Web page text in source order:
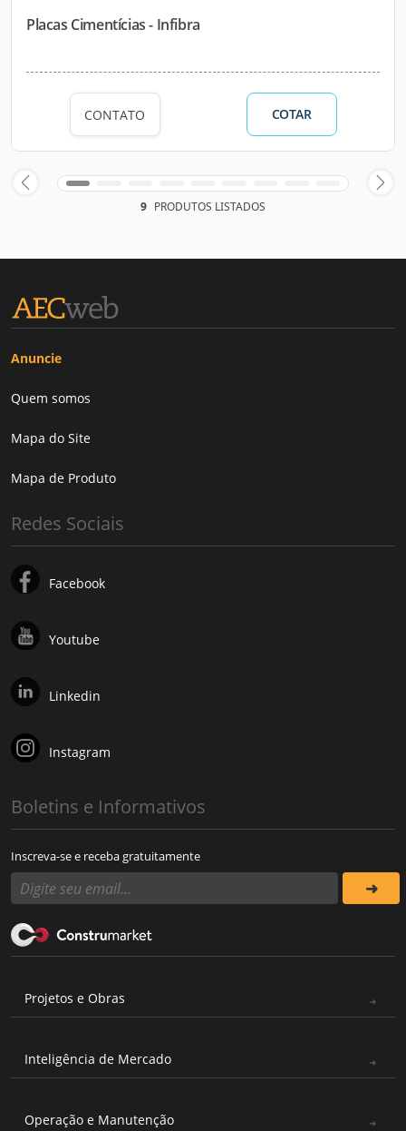
Placas Cimentícias - Infibra
CONTATO COTAR
9 PRODUTOS LISTADOS
Anuncie
Quem somos
Mapa do Site
Mapa de Produto
Redes Sociais
Facebook
Youtube
Linkedin
Instagram
Boletins e Informativos
Inscreva-se e receba gratuitamente
Projetos e Obras
Inteligência de Mercado
Operação e Manutenção